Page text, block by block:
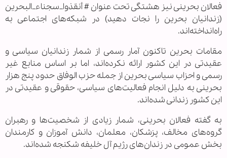
فعالان بحرینی نیز هشتگی تحت عنوان # أنقذوا_سجناء_البحرین
(زندانیان بحرین را نجات دهید) در شبکه‌های اجتماعی به
راه‌انداخته‌اند.
مقامات بحرین تاکنون آمار رسمی از شمار زندانیان سیاسی و
عقیدتی در این کشور ارائه نکرده‌اند، اما بر اساس منابع غیر
رسمی و احزاب سیاسی بحرین از جمله حزب الوفاق حدود پنج هزار
بحرینی به دلیل انجام فعالیت‌های سیاسی، حقوقی و عقیدتی در
این کشور زندانی شده‌اند.
به گفته فعالان بحرینی، شمار زیادی از شخصیت‌ها و رهبران
گروه‌های مخالف، پزشکان، معلمان، دانش آموزان و کارمندان
بخش عمومی در زندان‌های رژیم آل خلیفه شکنجه شده‌اند.